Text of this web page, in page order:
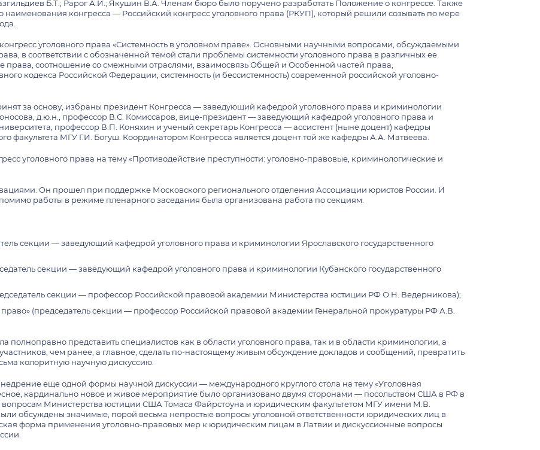
Б.Т.; Рарог А.И.; Якушин В.А. Членам бюро было поручено разработать Положение о конгрессе. Также
конгресса — Российский конгресс уголовного права (РКУП), который решили созывать по мере
уголовного права «Системность в уголовном праве». Основными научными вопросами, обсуждаемыми
в соответствии с обозначенной темой стали проблемы системности уголовного права в различных ее
права, соотношение со смежными отраслями, взаимосвязь Общей и Особенной частей права,
кодекса Российской Федерации, системность (и бессистемность) современной российской уголовно-
за основу, избраны президент Конгресса — заведующий кафедрой уголовного права и криминологии
д.ю.н., профессор В.С. Комиссаров, вице-президент — заведующий кафедрой уголовного права и
профессор В.П. Коняхин и ученый секретарь Конгресса — ассистент (ныне доцент) кафедры
факультета МГУ Г.И. Богуш. Координатором Конгресса является доцент той же кафедры А.А. Матвеева.
уголовного права на тему «Противодействие преступности: уголовно-правовые, криминологические и
Он прошел при поддержке Московского регионального отделения Ассоциации юристов России. И
работы в режиме пленарного заседания была организована работа по секциям.
секции — заведующий кафедрой уголовного права и криминологии Ярославского государственного
секции — заведующий кафедрой уголовного права и криминологии Кубанского государственного
секции — профессор Российской правовой академии Министерства юстиции РФ О.Н. Ведерникова);
(председатель секции — профессор Российской правовой академии Генеральной прокуратуры РФ А.В.
полноправно представить специалистов как в области уголовного права, так и в области криминологии, а
чем ранее, а главное, сделать по-настоящему живым обсуждение докладов и сообщений, превратить
колоритную научную дискуссию.
еще одной формы научной дискуссии — международного круглого стола на тему «Уголовная
кардинально новое и живое мероприятие было организовано двумя сторонами — посольством США в РФ в
вопросам Министерства юстиции США Томаса Файрстоуна и юридическим факультетом МГУ имени М.В.
обсуждены значимые, порой весьма непростые вопросы уголовной ответственности юридических лиц в
форма применения уголовно-правовых мер к юридическим лицам в Латвии и дискуссионные вопросы